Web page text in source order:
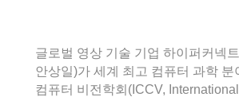
글로벌 영상 기술 기업 하이퍼커넥
안상일)가 세계 최고 컴퓨터 과학 분
컴퓨터 비전학회(ICCV,